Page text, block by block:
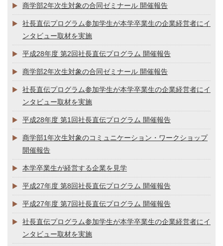
商学部2年次生対象の合同ゼミナール 開催報告
社長直伝プログラム参加学生が本学卒業生の企業経営者にイ
ンタビュー取材を実施
平成28年度 第2回社長直伝プログラム 開催報告
商学部2年次生対象の合同ゼミナール 開催報告
社長直伝プログラム参加学生が本学卒業生の企業経営者にイ
ンタビュー取材を実施
平成28年度 第1回社長直伝プログラム 開催報告
商学部1年次生対象のコミュニケーション・ワークショップ
開催報告
本学卒業生が経営する企業を見学
平成27年度 第8回社長直伝プログラム 開催報告
平成27年度 第7回社長直伝プログラム 開催報告
社長直伝プログラム参加学生が本学卒業生の企業経営者にイ
ンタビュー取材を実施